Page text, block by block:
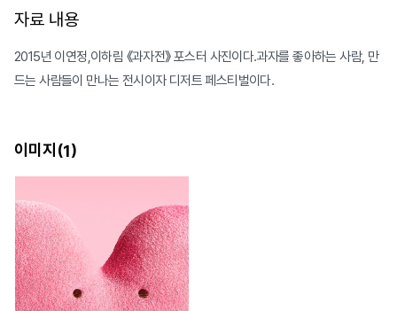
자료 내용
2015년 이연정,이하림 《과자전》 포스터 사진이다.과자를 좋아하는 사람, 만
드는 사람들이 만나는 전시이자 디저트 페스티벌이다.
이미지(1)